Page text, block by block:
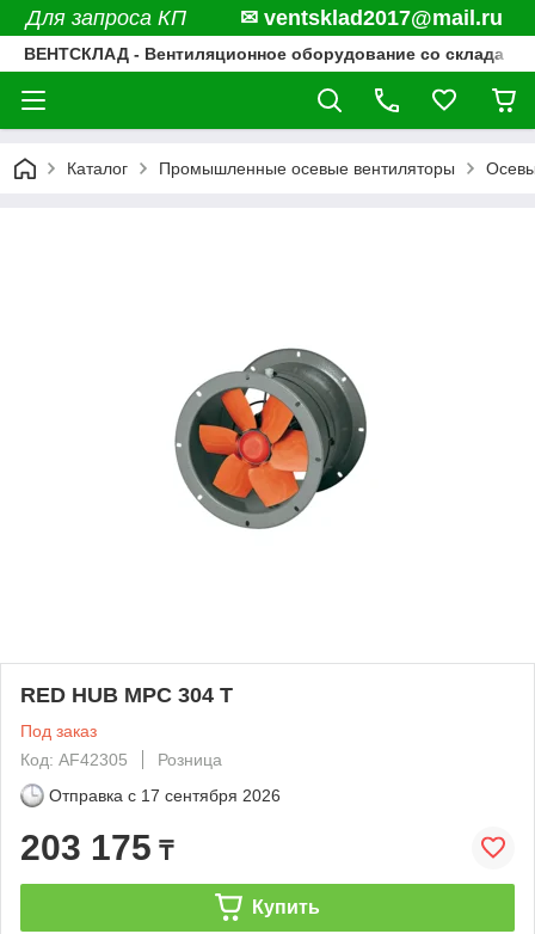
Для запроса КП ✉ ventsklad2017@mail.ru
ВЕНТСКЛАД - Вентиляционное оборудование со склада
Каталог Промышленные осевые вентиляторы
RED HUB MPС 304 Т
Под заказ
Код: AF42305
Розница
Отправка с 17 сентября 2026
203 175 ₸
Купить